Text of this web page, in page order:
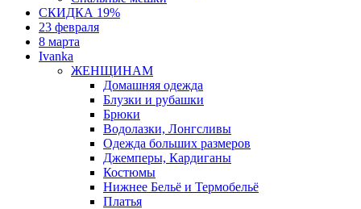
СКИДКА 19%
23 февраля
8 марта
Ivanka
ЖЕНЩИНАМ
Домашняя одежда
Блузки и рубашки
Брюки
Водолазки, Лонгсливы
Одежда больших размеров
Джемперы, Кардиганы
Костюмы
Нижнее Бельё и Термобельё
Платья